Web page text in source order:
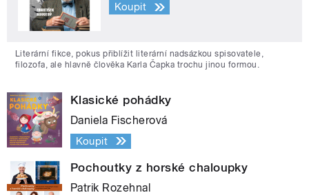
Koupit
Literární fikce, pokus přiblížit literární nadsázkou spisovatele,
filozofa, ale hlavně člověka Karla Čapka trochu jinou formou.
Klasické pohádky
Daniela Fischerová
Koupit
Pochoutky z horské chaloupky
Patrik Rozehnal